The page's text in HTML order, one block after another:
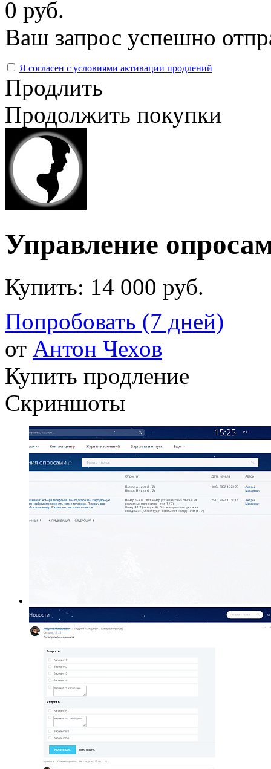
0 руб.
Ваш запрос успешно
Я согласен с условиями активации продлений
Продлить
Продолжить покупки
Управление
Купить: 14 000 руб.
Попробовать (7 дней)
от Антон Чехов
Купить продление
Скриншоты